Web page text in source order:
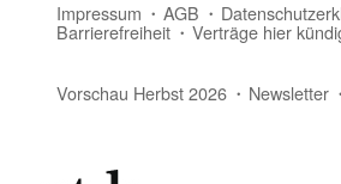
Impressum AGB
Barrierefreiheit Verträge hier
Vorschau Herbst 2026 Newsletter